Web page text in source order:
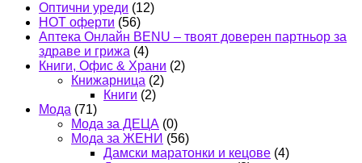
Оптични уреди (12)
HOT оферти (56)
Аптека Онлайн BENU – твоят доверен партньор за
здраве и грижа (4)
Книги, Офис & Храни (2)
Книжарница (2)
Книги (2)
Мода (71)
Мода за ДЕЦА (0)
Мода за ЖЕНИ (56)
Дамски маратонки и кецове (4)